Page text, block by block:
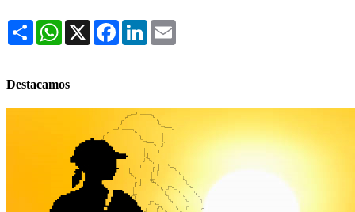
Share WhatsApp
X FacebookLinkedIn
Destacamos